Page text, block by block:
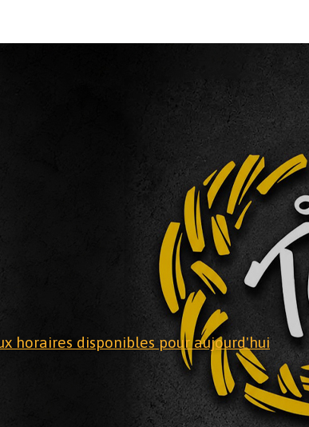
horaires disponibles pour aujourd'hui